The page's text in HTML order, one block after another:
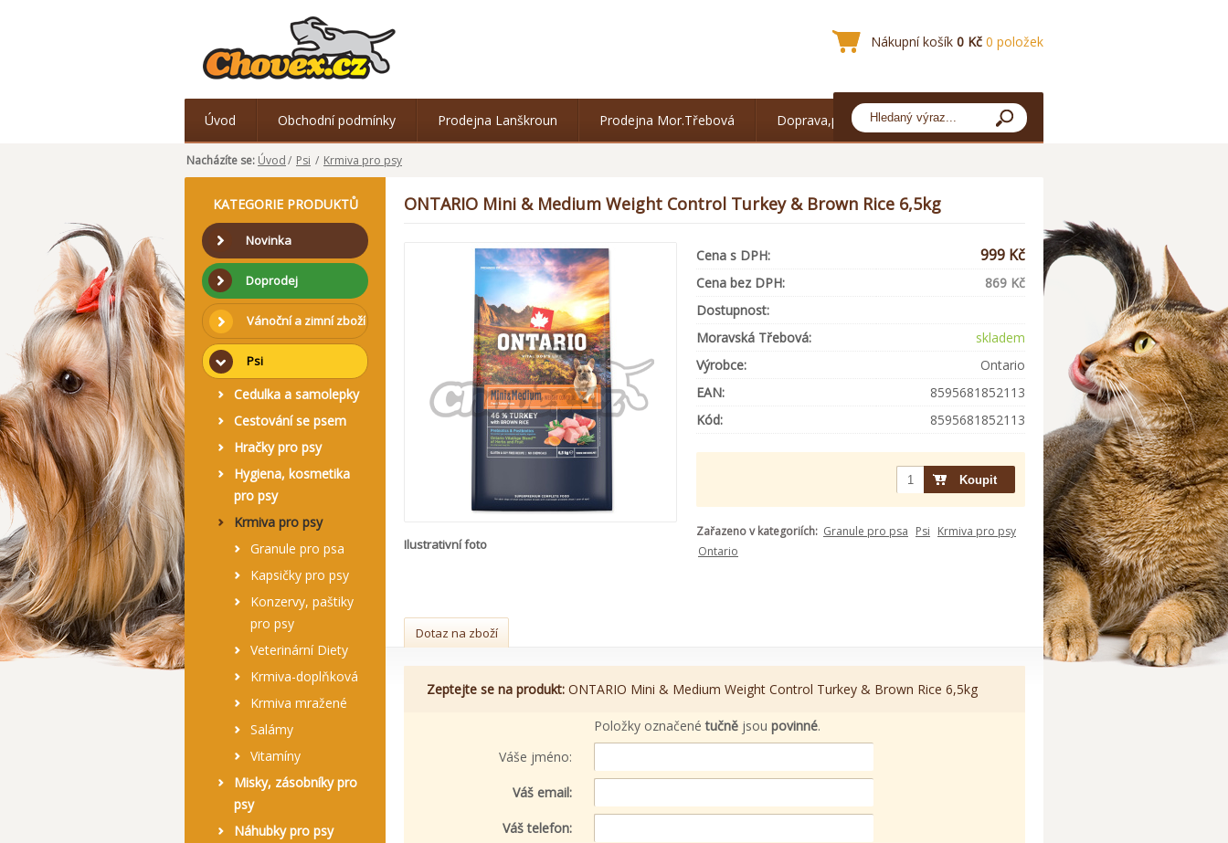
Nákupní košík 0 Kč 0 položek
Úvod Obchodní podmínky Prodejna Lanškroun Prodejna Mor.Třebová Doprava,platba
Nacházíte se: Úvod/ Psi / Krmiva pro psy
KATEGORIE PRODUKTŮ
Novinka
Doprodej
Vánoční a zimní zboží
Psi
Cedulka a samolepky
Cestování se psem
Hračky pro psy
Hygiena, kosmetika
pro psy
Krmiva pro psy
Granule pro psa
Kapsičky pro psy
Konzervy, paštiky
pro psy
Veterinární Diety
Krmiva-doplňková
Krmiva mražené
Salámy
Vitamíny
Misky, zásobníky pro
psy
Náhubky pro psy
ONTARIO Mini & Medium Weight Control Turkey & Brown Rice 6,5kg
Ilustrativní foto
Cena s DPH: 999 Kč
Cena bez DPH:
869 Kč
Dostupnost:
Moravská Třebová:
skladem
Výrobce:
Ontario
EAN:
8595681852113
Kód:
8595681852113
Zařazeno v kategoriích: Granule pro psa Psi Krmiva pro psy
Ontario
Dotaz na zboží
Zeptejte se na produkt: ONTARIO Mini & Medium Weight Control Turkey & Brown Rice 6,5kg
Položky označenétučně jsou povinné.
Váše jméno:
Váš email:
Váš telefon: